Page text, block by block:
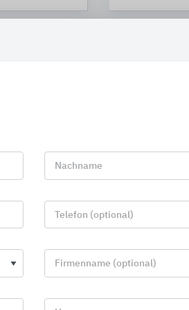
ACO Cover
Nachname
Telefon (optional)
Firmenname (optional)